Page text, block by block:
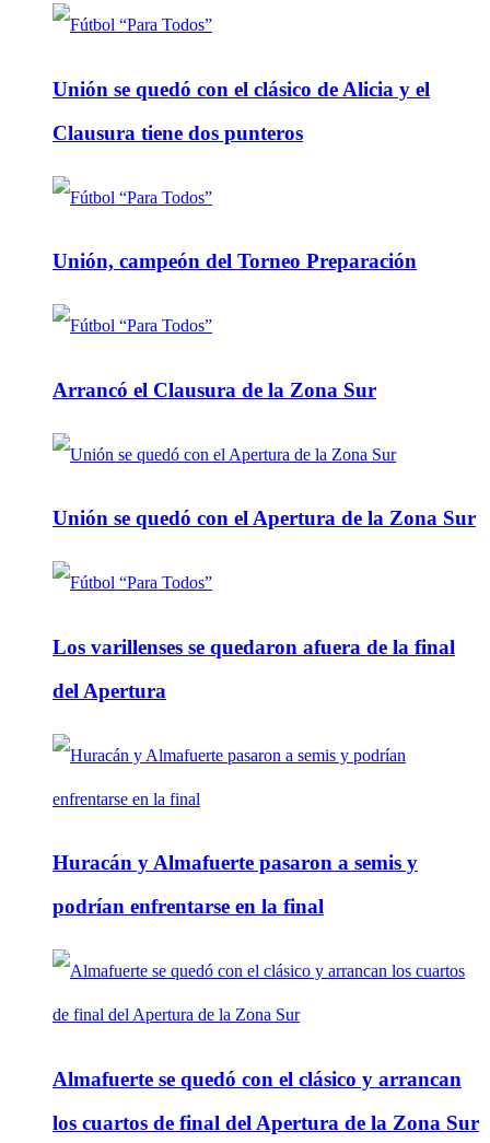
Unión se quedó con el clásico de Alicia y el
Clausura tiene dos punteros
Unión, campeón del Torneo Preparación
Arrancó el Clausura de la Zona Sur
Unión se quedó con el Apertura de la Zona Sur
Los varillenses se quedaron afuera de la final
del Apertura
Huracán y Almafuerte pasaron a semis y
podrían enfrentarse en la final
Almafuerte se quedó con el clásico y arrancan
los cuartos de final del Apertura de la Zona Sur